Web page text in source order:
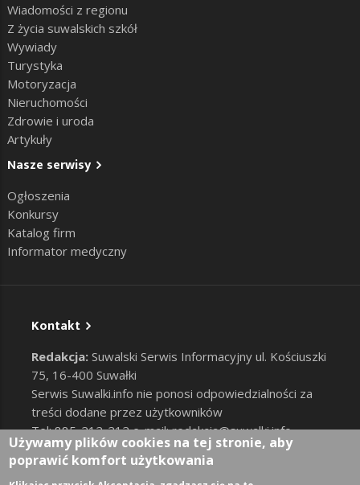
Wiadomości z regionu
Z życia suwalskich szkół
Wywiady
Turystyka
Motoryzacja
Nieruchomości
Zdrowie i uroda
Artykuły
Nasze serwisy
Ogłoszenia
Konkursy
Katalog firm
Informator medyczny
Kontakt
Redakcja: Suwalski Serwis Informacyjny ul. Kościuszki
75, 16-400 Suwałki
Serwis Suwalki.info nie ponosi odpowiedzialności za
treści dodane przez użytkowników
Tel: 885-212-212 e-mail:redakcja@suwalki.info,
reklama@suwalki.info
RODO |Cookies
Używamy plików cookies na tej stronie, aby
poprawić komfort użytkowania